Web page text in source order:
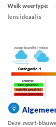
Welk weertype:
lens ideaal is
Deze zwart-